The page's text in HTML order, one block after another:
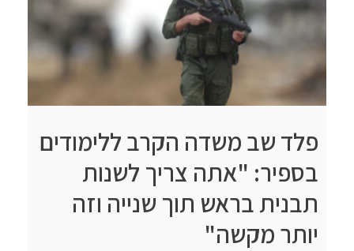
פלד שב משדה הקרב ללימודים
בספיר: "אתה צריך לשנות
תבנית בראש תוך שנייה וזה
יותר מקשה"